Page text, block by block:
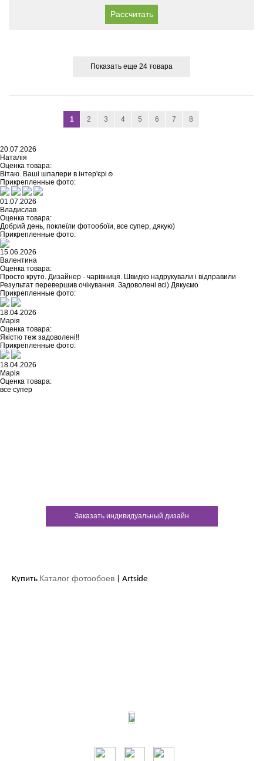
Рассчитать
Показать еще 24 товара
1 2 3 4 5 6 7 8
20.07.2026
Наталія
Оценка товара:
Вітаю. Ваші шпалери в інтер'єрі☺️
Прикрепленные фото:
01.07.2026
Владислав
Оценка товара:
Добрий день, поклеїли фотообоїи, все супер, дякую)
Прикрепленные фото:
15.06.2026
Валентина
Оценка товара:
Просто круто. Дизайнер - чарівниця. Швидко надрукували і відправили
Результат перевершив очікування. Задоволені всі) Дякуємо
Прикрепленные фото:
18.04.2026
Марія
Оценка товара:
Якістю теж задоволені!!
Прикрепленные фото:
18.04.2026
Марія
Оценка товара:
все супер
Заказать индивидуальный дизайн
Купить Каталог фотообоев | Artside